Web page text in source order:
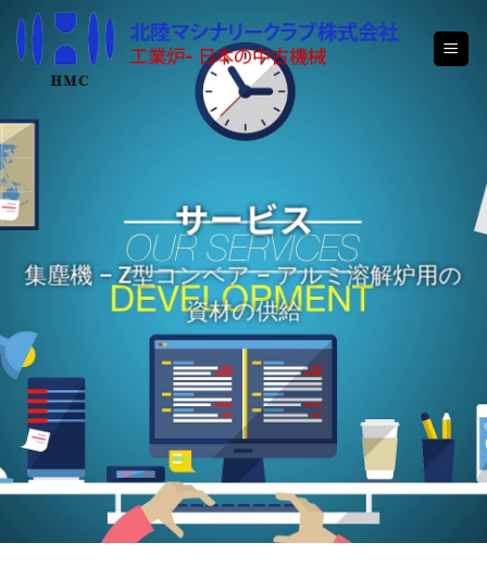
Skip
content
サービス
集塵機 – Z型コンベア – アルミ溶解炉用の
資材の供給